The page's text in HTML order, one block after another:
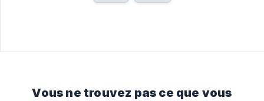
Vous ne trouvez pas ce que vous